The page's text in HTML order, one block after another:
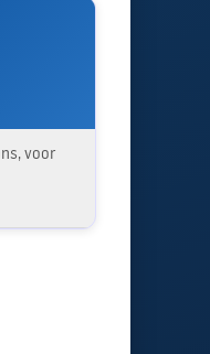
voor